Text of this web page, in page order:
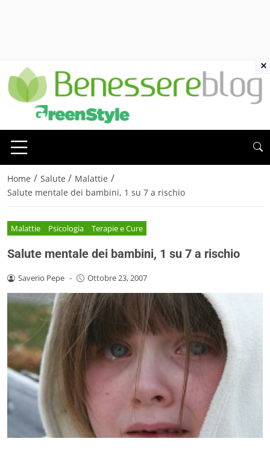
Home / Salute / Malattie /
Salute mentale dei bambini, 1 su 7 a rischio
Malattie Psicologia Terapie e Cure
Salute mentale dei bambini, 1 su 7 a rischio
Saverio Pepe - Ottobre 23, 2007
×